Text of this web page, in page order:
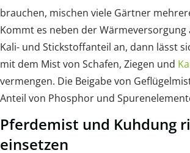
brauchen, mischen viele Gärtner
Kommt es neben der Wärmeversorgung
Kali- und Stickstoffanteil an, dann lässt
mit dem Mist von Schafen, Ziegen und
vermengen. Die Beigabe von
Anteil von Phosphor und
Pferdemist und Kuhdung
einsetzen